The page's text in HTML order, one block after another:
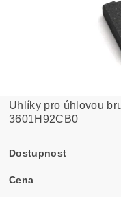
Uhlíky pro úhlovou
3601H92CB0
Dostupnost
Cena